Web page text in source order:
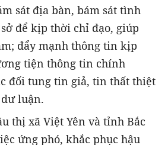
sát địa bàn, bám sát tình
để kịp thời chỉ đạo, giúp
đẩy mạnh thông tin kịp
tiện thông tin chính
đối tung tin giả, tin thất thiệt
luận.
thị xã Việt Yên và tỉnh Bắc
ứng phó, khắc phục hậu